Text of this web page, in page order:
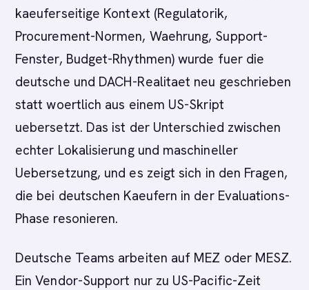
kaeuferseitige Kontext (Regulatorik,
Procurement-Normen, Waehrung, Support-
Fenster, Budget-Rhythmen) wurde fuer die
deutsche und DACH-Realitaet neu geschrieben
statt woertlich aus einem US-Skript
uebersetzt. Das ist der Unterschied zwischen
echter Lokalisierung und maschineller
Uebersetzung, und es zeigt sich in den Fragen,
die bei deutschen Kaeufern in der Evaluations-
Phase resonieren.
Deutsche Teams arbeiten auf MEZ oder MESZ.
Ein Vendor-Support nur zu US-Pacific-Zeit